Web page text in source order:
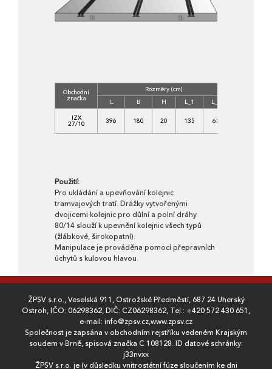
Obchodní
značka
Rozměry (cm)
L B H L_1
L_2
IZX
27/10 396 180 20 135 63
Použití:
Pro ukládání a upevňování kolejnic
tramvajových tratí. Drážky vytvořenými
dvojicemi kolejnic pro důlní a polní dráhy
80/14 slouží k upevnění kolejnic všech typů
(žlábkové, širokopatní).
Manipulace je prováděna pomocí přepravních
úchytů s kulovou hlavou.
ŽPSV s.r.o., Veselská 911, Ostrožské Předměstí, 687 24 Uherský
Ostroh, IČO: 06298362, DIČ: CZ06298362, Tel.: +420 572 430 651 ,
e-mail: info@zpsv.cz,www.zpsv.cz
Společnost je zapsána v obchodním rejstříku vedeném Krajským
soudem v Brně, spisová značka C 108128. ID datové schránky:
j33nvxx
ŽPSV s.r.o. je (v důsledku vnitrostátní fúze sloučením ke dni